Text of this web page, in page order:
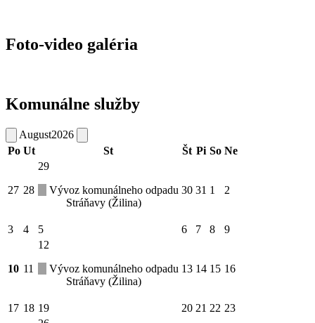
Foto-video galéria
Komunálne služby
August2026
Po Ut St Št Pi So Ne
27 28
29
Vývoz komunálneho odpadu
Stráňavy (Žilina)
30 31 1 2
3 4 5 6 7 8 9
10 11
12
Vývoz komunálneho odpadu
Stráňavy (Žilina)
13 14 15 16
17 18 19 20 21 22 23